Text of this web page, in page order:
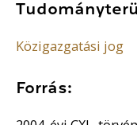
Közigazgatási jog
Forrás: